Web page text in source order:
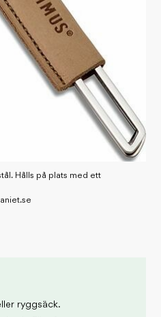
Hålls på plats med ett
ryggsäck.